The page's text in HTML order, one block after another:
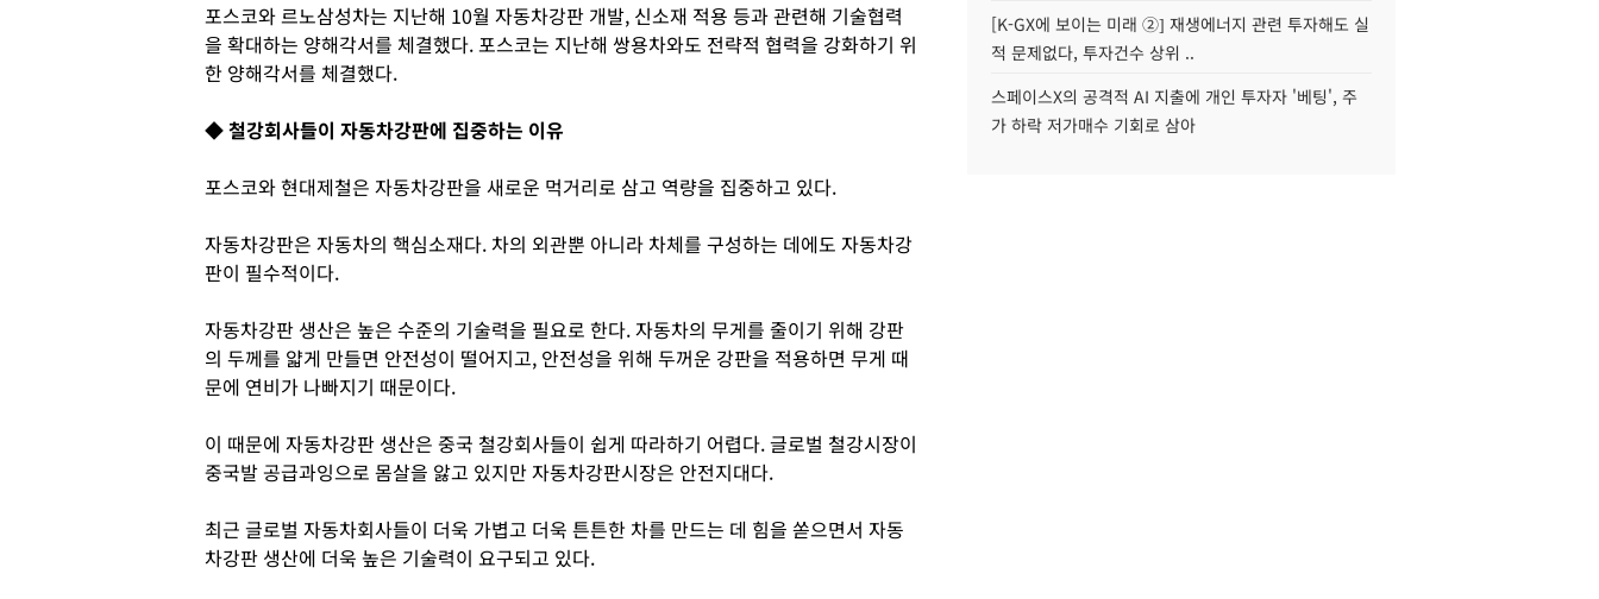
포스코와 르노삼성차는 지난해 10월 자동차강판 개발, 신소재 적용 등과 관련해 기술협력
을 확대하는 양해각서를 체결했다. 포스코는 지난해 쌍용차와도 전략적 협력을 강화하기 위
한 양해각서를 체결했다.
◆ 철강회사들이 자동차강판에 집중하는 이유
포스코와 현대제철은 자동차강판을 새로운 먹거리로 삼고 역량을 집중하고 있다.
자동차강판은 자동차의 핵심소재다. 차의 외관뿐 아니라 차체를 구성하는 데에도 자동차강
판이 필수적이다.
자동차강판 생산은 높은 수준의 기술력을 필요로 한다. 자동차의 무게를 줄이기 위해 강판
의 두께를 얇게 만들면 안전성이 떨어지고, 안전성을 위해 두꺼운 강판을 적용하면 무게 때
문에 연비가 나빠지기 때문이다.
이 때문에 자동차강판 생산은 중국 철강회사들이 쉽게 따라하기 어렵다. 글로벌 철강시장이
중국발 공급과잉으로 몸살을 앓고 있지만 자동차강판시장은 안전지대다.
최근 글로벌 자동차회사들이 더욱 가볍고 더욱 튼튼한 차를 만드는 데 힘을 쏟으면서 자동
차강판 생산에 더욱 높은 기술력이 요구되고 있다.
[K-GX에 보이는 미래 ②] 재생에너지 관련 투자해도 실
적 문제없다, 투자건수 상위 ..
스페이스X의 공격적 AI 지출에 개인 투자자 '베팅', 주
가 하락 저가매수 기회로 삼아